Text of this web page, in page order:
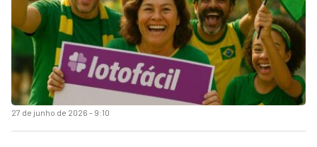
27 de junho de 2026 - 9:10